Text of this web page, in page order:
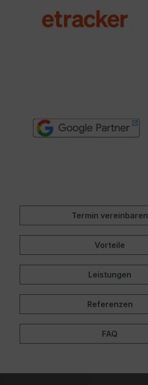
Termin vereinbaren
Vorteile
Leistungen
Referenzen
FAQ